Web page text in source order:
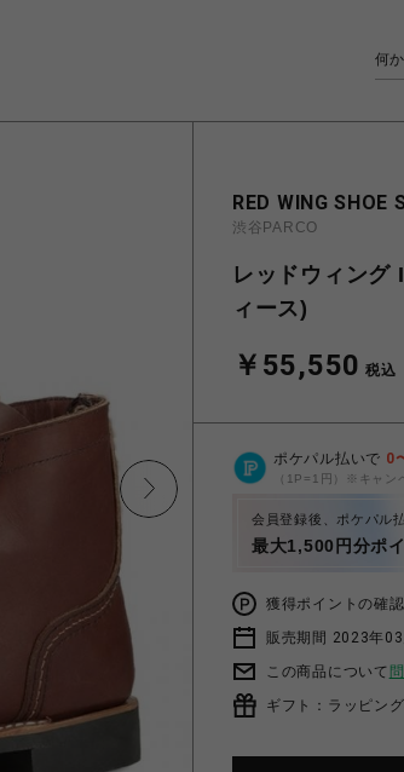
RED WING SHOE
渋谷PARCO
レッドウィン
ィース)
￥55,550 税込
ポケパル払いで 0
（1P=1円）※キャン
会員登録後、ポケパル
最大1,500円分ポ
獲得ポイントの確
販売期間 2023年
この商品について
ギフト：ラッピン